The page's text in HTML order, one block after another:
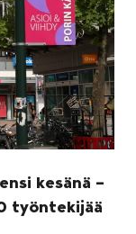
kesänä –
työntekijää